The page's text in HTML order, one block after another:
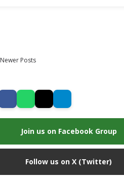
Newer Posts
Join us on Facebook Group
Follow us on X (Twitter)